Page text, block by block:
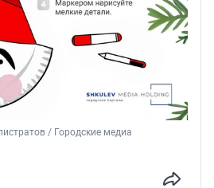
/ Городские медиа